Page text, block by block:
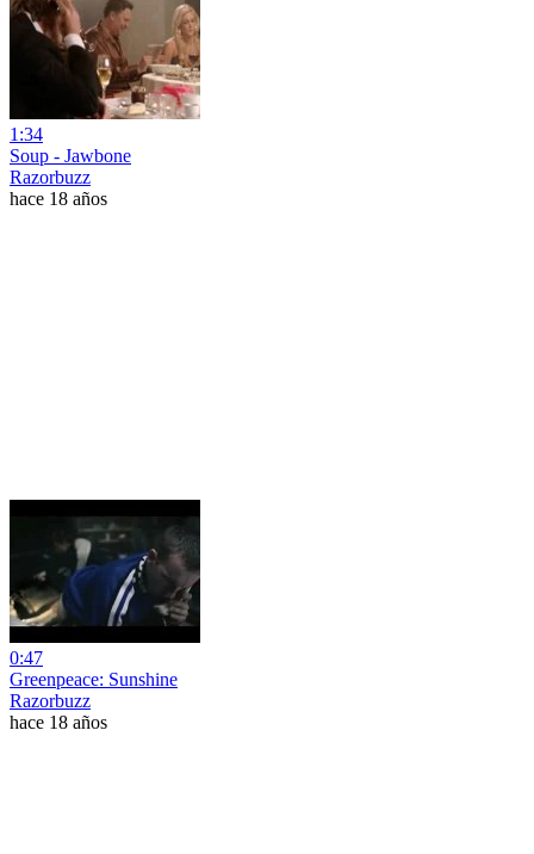
1:34
Soup - Jawbone
Razorbuzz
hace 18 años
0:47
Greenpeace: Sunshine
Razorbuzz
hace 18 años